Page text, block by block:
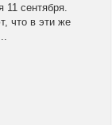
сентября.
что в эти же